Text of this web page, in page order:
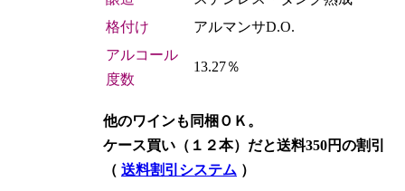
格付け
アルマンサD.O.
アルコール
度数
13.27％
他のワインも同梱ＯＫ。
ケース買い（１２本）だと送料350円の割引
（ 送料割引システム ）